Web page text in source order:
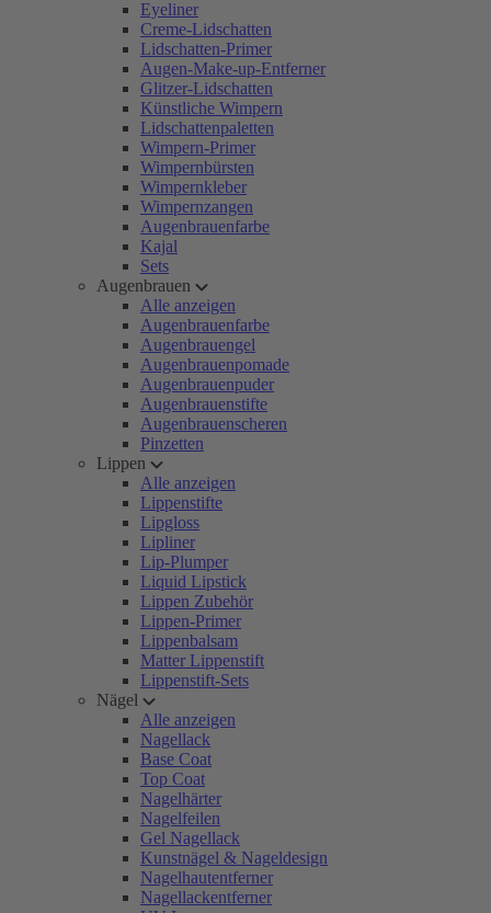
Eyeliner
Creme-Lidschatten
Lidschatten-Primer
Augen-Make-up-Entferner
Glitzer-Lidschatten
Künstliche Wimpern
Lidschattenpaletten
Wimpern-Primer
Wimpernbürsten
Wimpernkleber
Wimpernzangen
Augenbrauenfarbe
Kajal
Sets
Augenbrauen
Alle anzeigen
Augenbrauenfarbe
Augenbrauengel
Augenbrauenpomade
Augenbrauenpuder
Augenbrauenstifte
Augenbrauenscheren
Pinzetten
Lippen
Alle anzeigen
Lippenstifte
Lipgloss
Lipliner
Lip-Plumper
Liquid Lipstick
Lippen Zubehör
Lippen-Primer
Lippenbalsam
Matter Lippenstift
Lippenstift-Sets
Nägel
Alle anzeigen
Nagellack
Base Coat
Top Coat
Nagelhärter
Nagelfeilen
Gel Nagellack
Kunstnägel & Nageldesign
Nagelhautentferner
Nagellackentferner